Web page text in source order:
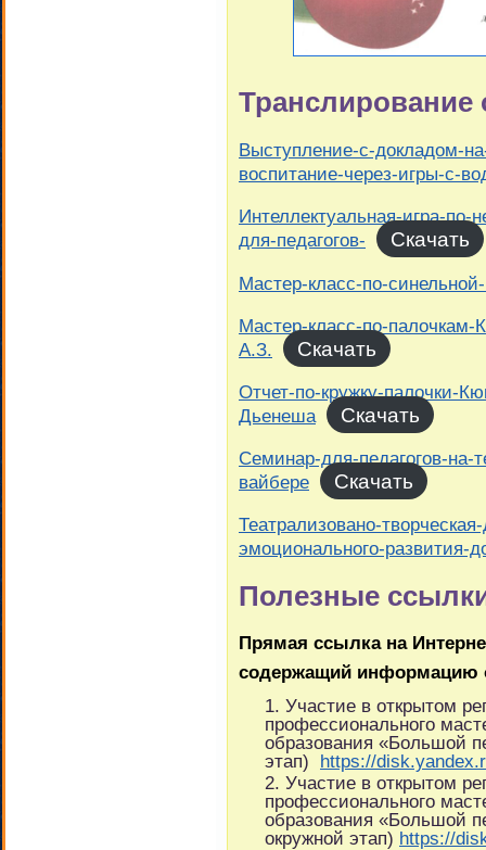
Выступление-с-докладом-
воспитание-через-игры-с-
Интеллектуальная-игра-
для-педагогов-
Скачать
Мастер-класс-по-
Мастер-класс-по-
А.З.
Скачать
Отчет-по-кружку-палочки-
Дьенеша
Скачать
Семинар-для-педагогов-на-
вайбере
Скачать
Театрализовано-
эмоционального-развития-
Полезные
Прямая ссылка на
содержащий информацию
Участие в открытом
профессионального
образования «Большой
этап) https://
Участие в открытом
профессионального
образования «Большой
окружной этап) https://